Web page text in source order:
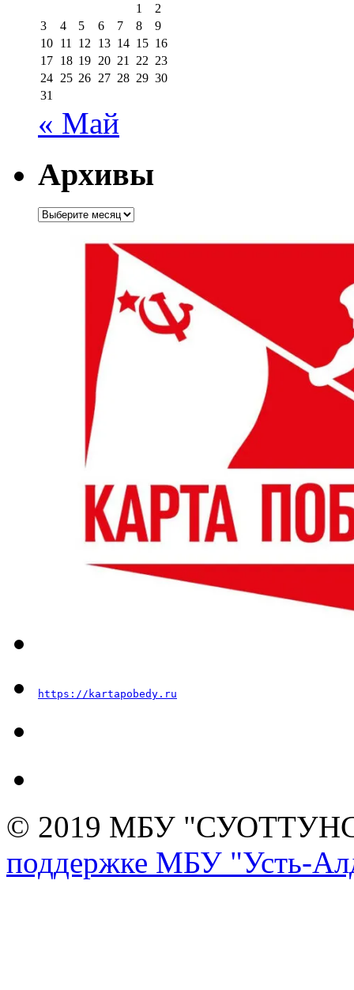
1
2
3
4 5 6 7 8
9
10 11 12 13 14 15 16
17 18 19 20 21 22 23
24 25 26 27 28 29 30
31
« Май
Архивы
Архивы
https://kartapobedy.ru
© 2019 МБУ
поддержке МБУ "Усть-